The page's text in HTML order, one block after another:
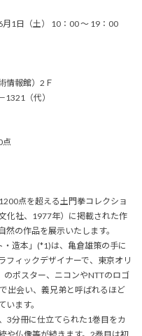
1日（土） 10：00 ～ 19：00
情報館）2Ｆ
（代）
点
点を超える土門拳󠄁コレクショ
化社、1977年）に掲載された作
の作品を展示いたします。
・造本」(*1)は、亀倉雄策の手に
フィックデザイナーで、東京オリ
ポスター、ニコンやNTTのロゴ
出会い、義兄弟と呼ばれるほど
ます。
3分冊に仕立てられた1巻目をカ